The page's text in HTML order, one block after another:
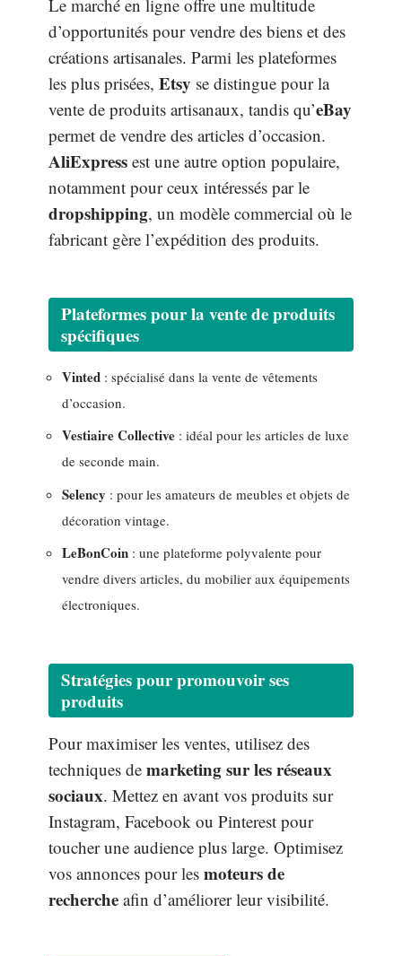
Le marché en ligne offre une multitude
d’opportunités pour vendre des biens et des
créations artisanales. Parmi les plateformes
les plus prisées, Etsy se distingue pour la
vente de produits artisanaux, tandis qu’eBay
permet de vendre des articles d’occasion.
AliExpress est une autre option populaire,
notamment pour ceux intéressés par le
dropshipping, un modèle commercial où le
fabricant gère l’expédition des produits.
Plateformes pour la vente de produits
spécifiques
Vinted : spécialisé dans la vente de vêtements
d’occasion.
Vestiaire Collective : idéal pour les articles de luxe
de seconde main.
Selency : pour les amateurs de meubles et objets de
décoration vintage.
LeBonCoin : une plateforme polyvalente pour
vendre divers articles, du mobilier aux équipements
électroniques.
Stratégies pour promouvoir ses
produits
Pour maximiser les ventes, utilisez des
techniques de marketing sur les réseaux
sociaux. Mettez en avant vos produits sur
Instagram, Facebook ou Pinterest pour
toucher une audience plus large. Optimisez
vos annonces pour les moteurs de
recherche afin d’améliorer leur visibilité.